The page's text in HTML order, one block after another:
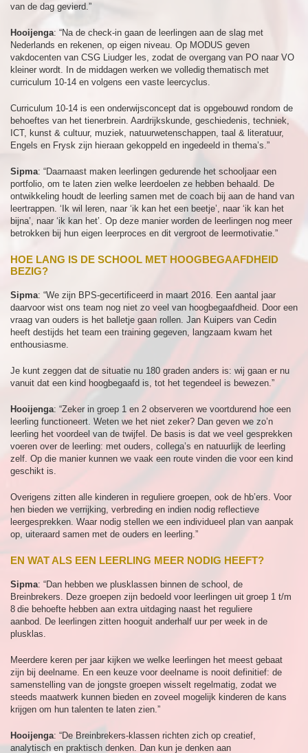
van de dag gevierd.”
Hooijenga: “Na de check-in gaan de leerlingen aan de slag met
Nederlands en rekenen, op eigen niveau. Op MODUS geven
vakdocenten van CSG Liudger les, zodat de overgang van PO naar VO
kleiner wordt. In de middagen werken we volledig thematisch met
curriculum 10-14 en volgens een vaste leercyclus.
Curriculum 10-14 is een onderwijsconcept dat is opgebouwd rondom de
behoeftes van het tienerbrein. Aardrijkskunde, geschiedenis, techniek,
ICT, kunst & cultuur, muziek, natuurwetenschappen, taal & literatuur,
Engels en Frysk zijn hieraan gekoppeld en ingedeeld in thema’s.”
Sipma: “Daarnaast maken leerlingen gedurende het schooljaar een
portfolio, om te laten zien welke leerdoelen ze hebben behaald. De
ontwikkeling houdt de leerling samen met de coach bij aan de hand van
leertrappen. ‘Ik wil leren, naar ‘ik kan het een beetje’, naar ‘ik kan het
bijna’, naar ‘ik kan het’. Op deze manier worden de leerlingen nog meer
betrokken bij hun eigen leerproces en dit vergroot de leermotivatie.”
HOE LANG IS DE SCHOOL MET HOOGBEGAAFDHEID
BEZIG?
Sipma: “We zijn BPS-gecertificeerd in maart 2016. Een aantal jaar
daarvoor wist ons team nog niet zo veel van hoogbegaafdheid. Door een
vraag van ouders is het balletje gaan rollen. Jan Kuipers van Cedin
heeft destijds het team een training gegeven, langzaam kwam het
enthousiasme.
Je kunt zeggen dat de situatie nu 180 graden anders is: wij gaan er nu
vanuit dat een kind hoogbegaafd is, tot het tegendeel is bewezen.”
Hooijenga: “Zeker in groep 1 en 2 observeren we voortdurend hoe een
leerling functioneert. Weten we het niet zeker? Dan geven we zo’n
leerling het voordeel van de twijfel. De basis is dat we veel gesprekken
voeren over de leerling: met ouders, collega’s en natuurlijk de leerling
zelf. Op die manier kunnen we vaak een route vinden die voor een kind
geschikt is.
Overigens zitten alle kinderen in reguliere groepen, ook de hb’ers. Voor
hen bieden we verrijking, verbreding en indien nodig reflectieve
leergesprekken. Waar nodig stellen we een individueel plan van aanpak
op, uiteraard samen met de ouders en leerling.”
EN WAT ALS EEN LEERLING MEER NODIG HEEFT?
Sipma: “Dan hebben we plusklassen binnen de school, de
Breinbrekers. Deze groepen zijn bedoeld voor leerlingen uit groep 1 t/m
8 die behoefte hebben aan extra uitdaging naast het reguliere
aanbod. De leerlingen zitten hooguit anderhalf uur per week in de
plusklas.
Meerdere keren per jaar kijken we welke leerlingen het meest gebaat
zijn bij deelname. En een keuze voor deelname is nooit definitief: de
samenstelling van de jongste groepen wisselt regelmatig, zodat we
steeds maatwerk kunnen bieden en zoveel mogelijk kinderen de kans
krijgen om hun talenten te laten zien.”
Hooijenga: “De Breinbrekers-klassen richten zich op creatief,
analytisch en praktisch denken. Dan kun je denken aan